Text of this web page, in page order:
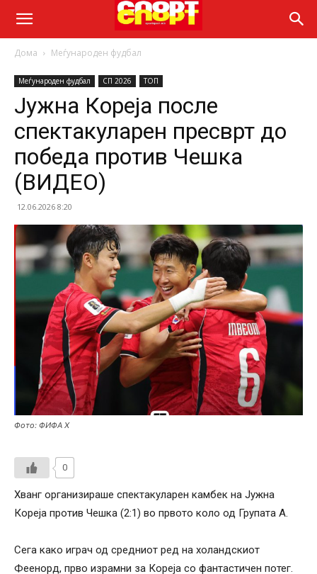
Дома Меѓународен фудбал
Меѓународен фудбал СП 2026 ТОП
Јужна Кореја после
спектакуларен пресврт до
победа против Чешка
(ВИДЕО)
12.06.2026 8:20
Фото: ФИФА Х
0
Хванг организираше спектакуларeн камбек на Јужна
Кореја против Чешка (2:1) во првото коло од Групата А.
Сега како играч од средниот ред на холандскиот
Феенорд, прво израмни за Кореја со фантастичен потег.